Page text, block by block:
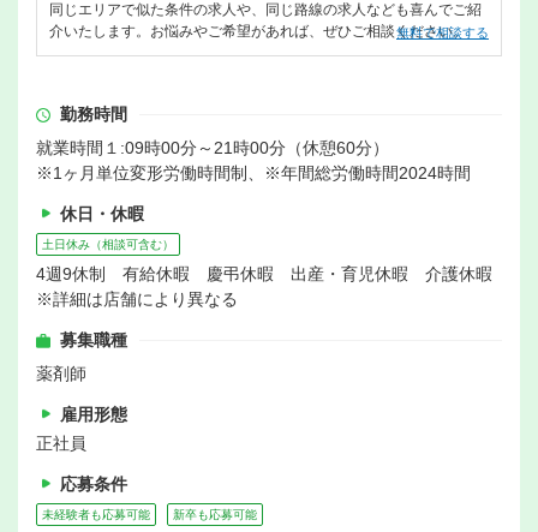
同じエリアで似た条件の求人や、同じ路線の求人なども喜んでご紹
介いたします。お悩みやご希望があれば、ぜひご相談ください。
無料で相談する
勤務時間
就業時間１:09時00分～21時00分（休憩60分）
※1ヶ月単位変形労働時間制、※年間総労働時間2024時間
休日・休暇
土日休み（相談可含む）
4週9休制 有給休暇 慶弔休暇 出産・育児休暇 介護休暇
※詳細は店舗により異なる
募集職種
薬剤師
雇用形態
正社員
応募条件
未経験者も応募可能 新卒も応募可能